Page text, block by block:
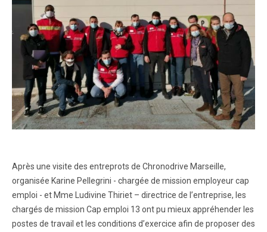
Après une visite des entreprots de Chronodrive Marseille,
organisée Karine Pellegrini - chargée de mission employeur cap
emploi - et Mme Ludivine Thiriet – directrice de l’entreprise, les
chargés de mission Cap emploi 13 ont pu mieux appréhender les
postes de travail et les conditions d’exercice afin de proposer des